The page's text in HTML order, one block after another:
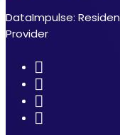
DataImpulse:
Provider